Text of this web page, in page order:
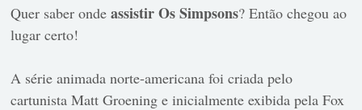
Quer saber ondeassistir Os Simpsons? Então chegou ao
lugar certo!
A série animada norte-americana foi criada pelo
cartunista Matt Groening e inicialmente exibida pela Fox